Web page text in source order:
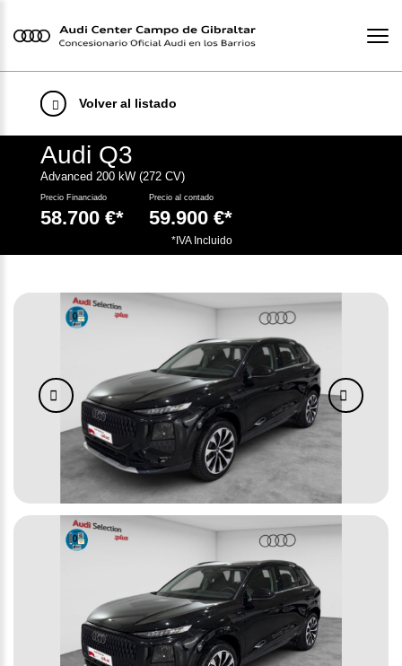
Volver al listado
Audi Q3
Advanced 200 kW (272 CV)
Precio Financiado
58.700 €*
Precio al contado
59.900 €*
*IVA Incluido